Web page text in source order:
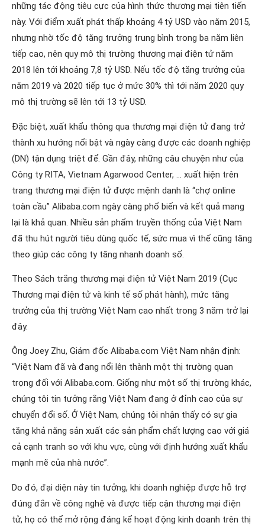
những tác động tiêu cực của hình thức thương mại tiên tiến
này. Với điểm xuất phát thấp khoảng 4 tỷ USD vào năm 2015,
nhưng nhờ tốc độ tăng trưởng trung bình trong ba năm liên
tiếp cao, nên quy mô thị trường thương mại điện tử năm
2018 lên tới khoảng 7,8 tỷ USD. Nếu tốc độ tăng trưởng của
năm 2019 và 2020 tiếp tục ở mức 30% thì tới năm 2020 quy
mô thị trường sẽ lên tới 13 tỷ USD.
Đặc biệt, xuất khẩu thông qua thương mại điện tử đang trở
thành xu hướng nổi bật và ngày càng được các doanh nghiệp
(DN) tận dụng triệt để. Gần đây, những câu chuyện như của
Công ty RITA, Vietnam Agarwood Center, … xuất hiện trên
trang thương mại điện tử được mệnh danh là “chợ online
toàn cầu” Alibaba.com ngày càng phổ biến và kết quả mang
lại là khả quan. Nhiều sản phẩm truyền thống của Việt Nam
đã thu hút người tiêu dùng quốc tế, sức mua vì thế cũng tăng
theo giúp các công ty tăng nhanh doanh số.
Theo Sách trắng thương mại điện tử Việt Nam 2019 (Cục
Thương mại điện tử và kinh tế số phát hành), mức tăng
trưởng của thị trường Việt Nam cao nhất trong 3 năm trở lại
đây.
Ông Joey Zhu, Giám đốc Alibaba.com Việt Nam nhận định:
“Việt Nam đã và đang nổi lên thành một thị trường quan
trọng đối với Alibaba.com. Giống như một số thị trường khác,
chúng tôi tin tưởng rằng Việt Nam đang ở đỉnh cao của sự
chuyển đổi số. Ở Việt Nam, chúng tôi nhận thấy có sự gia
tăng khả năng sản xuất các sản phẩm chất lượng cao với giá
cả cạnh tranh so với khu vực, cùng với định hướng xuất khẩu
mạnh mẽ của nhà nước”.
Do đó, đại diện này tin tưởng, khi doanh nghiệp được hỗ trợ
đúng đắn về công nghệ và được tiếp cận thương mại điện
tử, họ có thể mở rộng đáng kể hoạt động kinh doanh trên thị